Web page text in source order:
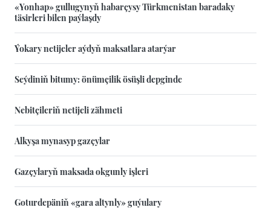
«Yonhap» gullugynyň habarçysy Türkmenistan baradaky
täsirleri bilen paýlaşdy
Ýokary netijeler aýdyň maksatlara atarýar
Seýdiniň bitumy: önümçilik ösüşli depginde
Nebitçileriň netijeli zähmeti
Alkyşa mynasyp gazçylar
Gazçylaryň maksada okgunly işleri
Goturdepäniň «gara altynly» guýulary